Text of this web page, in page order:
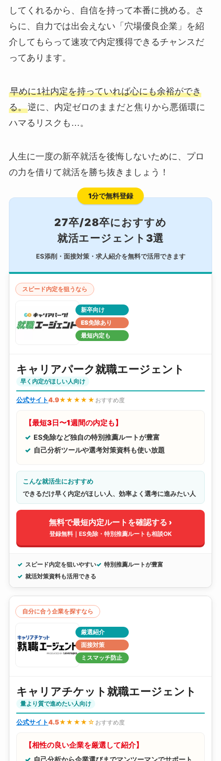
してくれるから、自信を持って本番に挑める。さ
らに、自力では出会えない「穴場優良企業」を紹
介してもらって速攻で内定獲得できるチャンスだ
ってあります。
早めに1社内定を持っていれば心にも余裕ができ
る。逆に、内定ゼロのままだと焦りから悪循環に
ハマるリスクも…。
人生に一度の新卒就活を後悔しないために、プロ
の力を借りて就活を勝ち抜きましょう！
1分で無料登録
27卒/28卒におすすめ
就活エージェント3選
ES添削・面接対策・求人紹介を無料で活用できます
スピード内定を狙うなら
新卒向け
ES免除あり
最短内定も
キャリアパーク就職エージェント
早く内定がほしい人向け
公式サイト4.9★★★★★ おすすめ度
【最短3日〜1週間の内定も】
ES免除など独自の特別推薦ルートが豊富
自己分析ツールや選考対策資料も使い放題
こんな就活生におすすめ
できるだけ早く内定がほしい人、効率よく選考に進みたい人
無料で最短内定ルートを確認する ›
登録無料｜ES免除・特別推薦ルートも相談OK
スピード内定を狙いやすい
特別推薦ルートが豊富
就活対策資料も活用できる
自分に合う企業を探すなら
厳選紹介
面接対策
ミスマッチ防止
キャリアチケット就職エージェント
量より質で進めたい人向け
公式サイト4.5★★★★☆ おすすめ度
【相性の良い企業を厳選して紹介】